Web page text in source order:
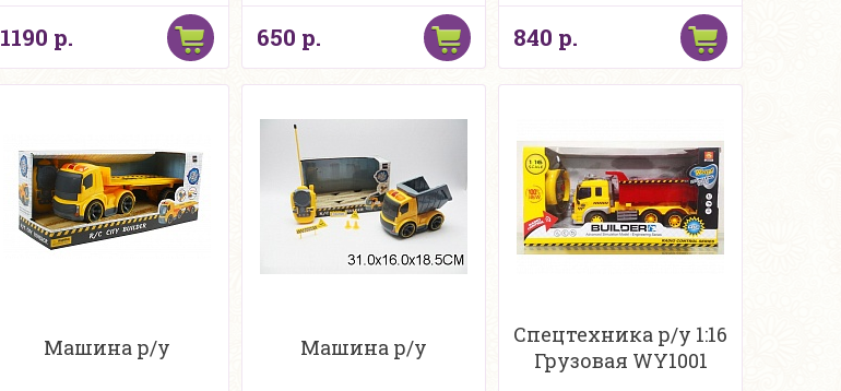
1190 р. 650 р. 840 р.
Машина р/у Машина р/у
Спецтехника р/у 1:16
Грузовая WY1001